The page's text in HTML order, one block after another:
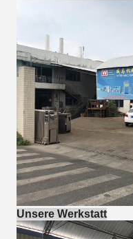
Unsere Werkstatt